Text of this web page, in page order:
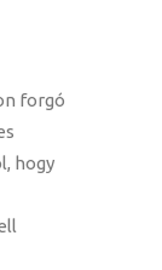
forgó
hogy